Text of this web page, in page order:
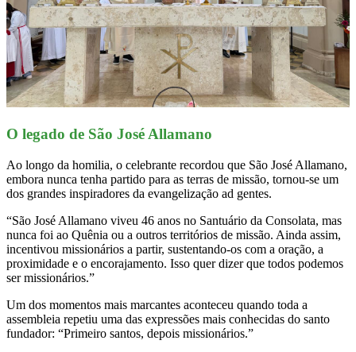
O legado de São José Allamano
Ao longo da homilia, o celebrante recordou que São José Allamano,
embora nunca tenha partido para as terras de missão, tornou-se um
dos grandes inspiradores da evangelização ad gentes.
“São José Allamano viveu 46 anos no Santuário da Consolata, mas
nunca foi ao Quênia ou a outros territórios de missão. Ainda assim,
incentivou missionários a partir, sustentando-os com a oração, a
proximidade e o encorajamento. Isso quer dizer que todos podemos
ser missionários.”
Um dos momentos mais marcantes aconteceu quando toda a
assembleia repetiu uma das expressões mais conhecidas do santo
fundador: “Primeiro santos, depois missionários.”